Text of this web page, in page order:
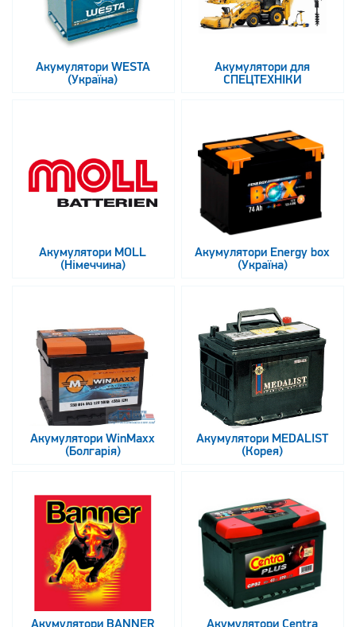
Акумулятори WESTA
(Україна)
Акумулятори для
СПЕЦТЕХНІКИ
Акумулятори MOLL
(Німеччина)
Акумулятори Energy box
(Україна)
Акумулятори WinMaxx
(Болгарія)
Акумулятори MEDALIST
(Корея)
Акумулятори BANNER
Акумулятори Centra